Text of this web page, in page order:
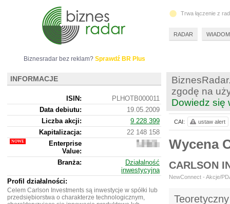
zgodę na
Dowiedz się
Wycena
CARLSON
NewConnect - Akcje/
CAI: ustaw alert
Biznesradar bez reklam? Sprawdź BR Plus
INFORMACJE
ISIN:
PLHOTB000011
Data debiutu:
19.05.2009
Liczba akcji:
9 228 399
Kapitalizacja:
22 148 158
Enterprise
Value:
22
158
Branża:
Działalność
inwestycyjna
Profil działalności:
Celem Carlson Investments są inwestycje w spółki lub
przedsiębiorstwa o charakterze technologicznym,
Trwa łączenie z
RADAR